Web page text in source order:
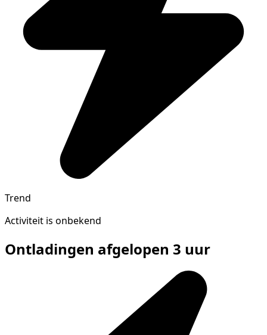
Trend
Activiteit is onbekend
Ontladingen afgelopen 3 uur